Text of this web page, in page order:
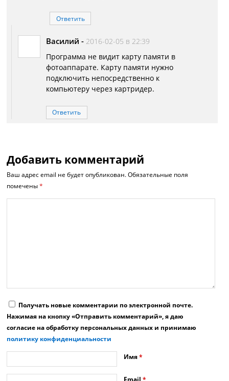
Ответить
Василий - 2016-02-05 в 22:39
Программа не видит карту памяти в
фотоаппарате. Карту памяти нужно
подключить непосредственно к
компьютеру через картридер.
Ответить
Добавить комментарий
Ваш адрес email не будет опубликован. Обязательные поля
помечены*
Получать новые комментарии по электронной почте.
Нажимая на кнопку «Отправить комментарий», я даю
согласие на обработку персональных данных и принимаю
политику конфиденциальности
Имя*
Email*